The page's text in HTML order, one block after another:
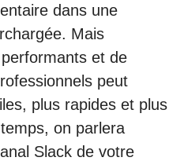
dans une
Mais
performants et de
peut
plus rapides et plus
on parlera
Slack de votre